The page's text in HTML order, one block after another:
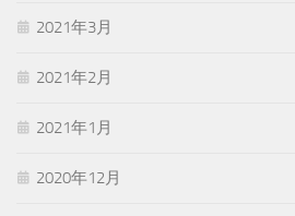
2021年3月
2021年2月
2021年1月
2020年12月